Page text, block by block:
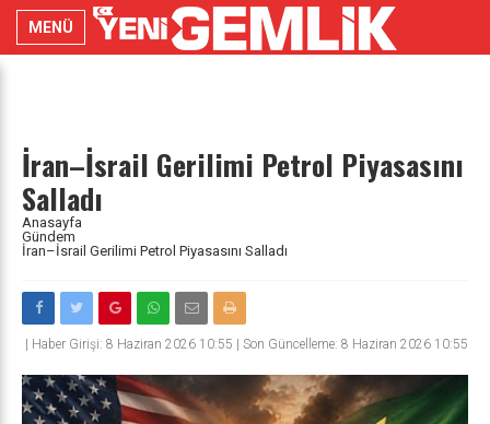
MENÜ
İran–İsrail Gerilimi Petrol Piyasasını
Salladı
Anasayfa
Gündem
İran–İsrail Gerilimi Petrol Piyasasını Salladı
Haber Girişi: 8 Haziran 2026 10:55 | Son Güncelleme: 8 Haziran 2026 10:55